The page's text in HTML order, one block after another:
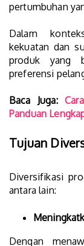
pertumbuhan
Dalam
kekuatan dan
produk yang
preferensi
Baca Juga:
Panduan
Tujuan
Diversifikasi
antara lain:
Dengan